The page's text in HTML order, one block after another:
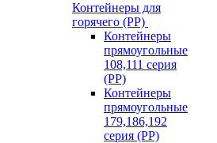
Контейнеры для
горячего (PP)
Контейнеры
прямоугольные
108,111 серия
(PP)
Контейнеры
прямоугольные
179,186,192
серия (PP)